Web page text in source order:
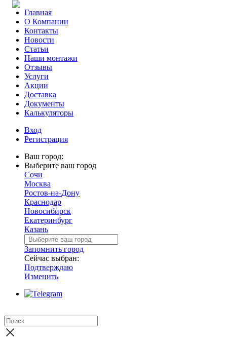
Главная
О Компании
Контакты
Новости
Статьи
Наши монтажи
Отзывы
Услуги
Акции
Доставка
Документы
Калькуляторы
Вход
Регистрация
Ваш город:
Выберите ваш город
Сочи
Москва
Ростов-на-Дону
Краснодар
Новосибирск
Екатеринбург
Казань
Запомнить город
Сейчас выбран:
Подтверждаю
Изменить